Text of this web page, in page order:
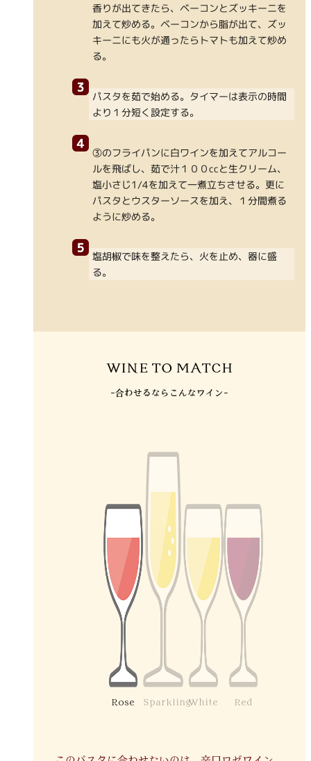
香りが出てきたら、ベーコンとズッキーニを
加えて炒める。ベーコンから脂が出て、ズッ
キーニにも火が通ったらトマトも加えて炒め
る。
パスタを茹で始める。タイマーは表示の時間
より１分短く設定する。
③のフライパンに白ワインを加えてアルコー
ルを飛ばし、茹で汁１００ccと生クリーム、
塩小さじ1/4を加えて一煮立ちさせる。更に
パスタとウスターソースを加え、１分間煮る
ように炒める。
塩胡椒で味を整えたら、火を止め、器に盛
る。
WINE TO MATCH
-合わせるならこんなワイン-
Rose SparklingWhite Red